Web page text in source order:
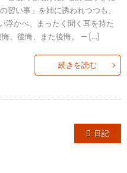
習い事」を姉に誘われつつも、
浮かべ、まったく聞く耳を持た
、後悔、また後悔。 — […]
続きを読む
日記